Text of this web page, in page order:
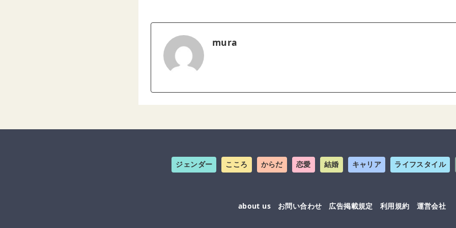
mura
ジェンダー こころ からだ 恋愛 結婚 キャリア ライフスタイル
about us お問い合わせ 広告掲載規定 利用規約 運営会社